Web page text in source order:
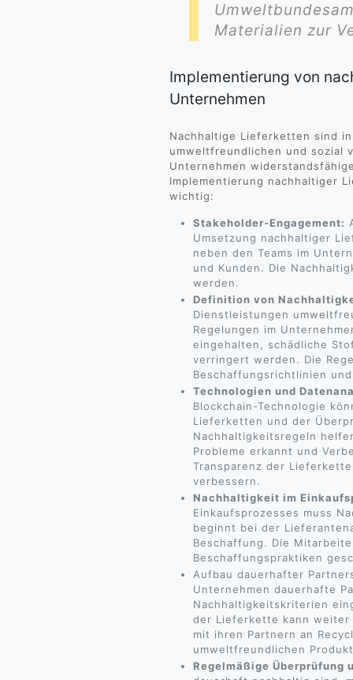
Materialien zur
Implementierung von
Unternehmen
Nachhaltige Lieferketten sind
umweltfreundlichen und sozial
Unternehmen
Implementierung nachhaltiger
wichtig:
Stakeholder-Engagement:
Umsetzung nachhaltiger
neben den Teams im
und Kunden. Die
werden.
Definition von
Dienstleistungen
Regelungen im
eingehalten, schädliche
verringert werden. Die
Beschaffungsrichtlinien
Technologien und
Blockchain-Technologie
Lieferketten und der
Nachhaltigkeitsregeln
Probleme erkannt und
Transparenz der
verbessern.
Nachhaltigkeit im
Einkaufsprozesses muss
beginnt bei der
Beschaffung. Die
Beschaffungspraktiken
Aufbau dauerhafter
Unternehmen dauerhafte
Nachhaltigkeitskriterien
der Lieferkette kann
mit ihren Partnern an
umweltfreundlichen
Regelmäßige Überprüfung